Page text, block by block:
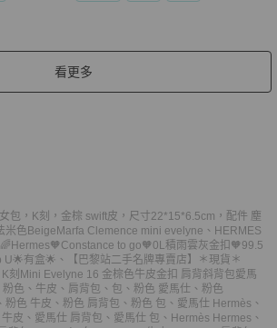
看更多
包，K刻，金棕 swift皮，尺寸22*15*6.5cm，配件 塵
米色BeigeMarfa Clemence mini evelyne 、 HERMES
🌈Hermes🧡Constance to go🧡0L積雨雲灰金扣🧡99.5
U🌟有盒🌟 、
【巴黎站二手名牌專賣店】＊現貨＊
刻Mini Evelyne 16 金棕色牛皮金扣 肩背斜背包 愛馬
粉色 、 牛皮 、 肩背包 、 包 、 粉色 愛馬仕 、 粉色
、 粉色 牛皮 、 粉色 肩背包 、 粉色 包 、 愛馬仕 Hermès 、
皮 、 愛馬仕 肩背包 、 愛馬仕 包 、 Hermès Hermes 、